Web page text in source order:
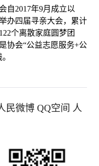
2017年9月成立以
办四届寻亲大会，累计
个离散家庭圆梦团
协会“公益志愿服务+公
民微博 QQ空间 人